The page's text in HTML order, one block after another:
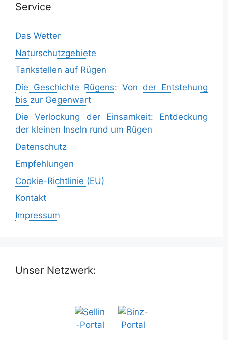
Service
Das Wetter
Naturschutzgebiete
Tankstellen auf Rügen
Die Geschichte Rügens: Von der Entstehung
bis zur Gegenwart
Die Verlockung der Einsamkeit: Entdeckung
der kleinen Inseln rund um Rügen
Datenschutz
Empfehlungen
Cookie-Richtlinie (EU)
Kontakt
Impressum
Unser Netzwerk: